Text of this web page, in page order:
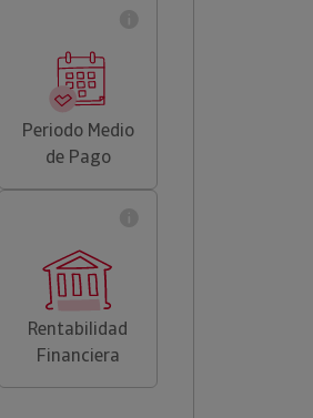
Periodo Medio
de Pago
Rentabilidad
Financiera